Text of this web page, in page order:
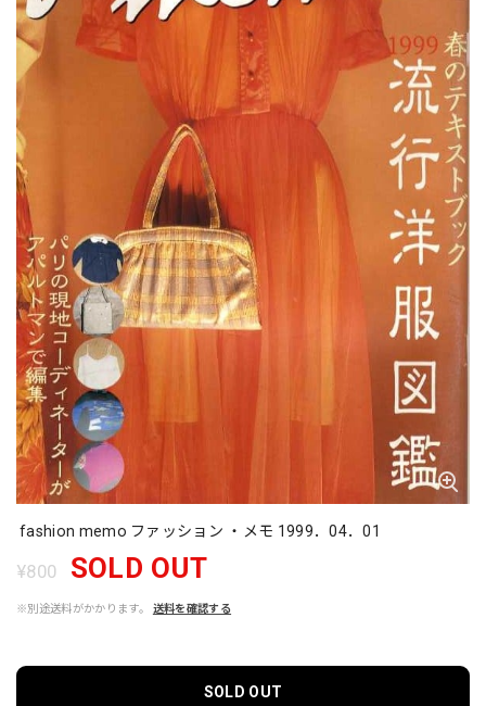
fashion memo ファッション ・メモ 1999．04．01
¥800 SOLD OUT
※別途送料がかかります。 送料を確認する
SOLD OUT